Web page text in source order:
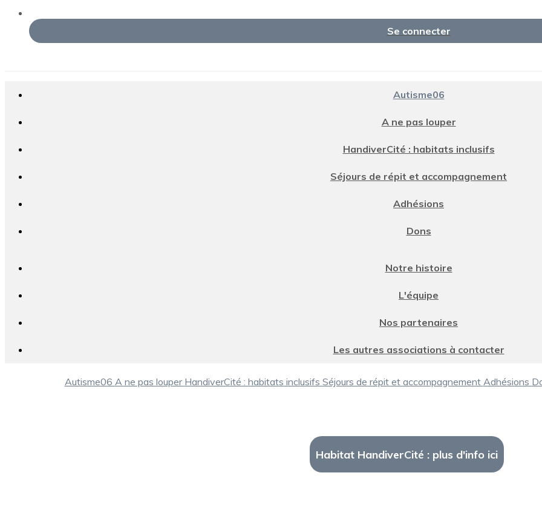
Se connecter
Autisme06
A ne pas louper
HandiverCité : habitats inclusifs
Séjours de répit et accompagnement
Adhésions
Dons
Notre histoire
L'équipe
Nos partenaires
Les autres associations à contacter
Autisme06 A ne pas louper HandiverCité : habitats inclusifs Séjours de répit et accompagnement Adhésions
Habitat HandiverCité : plus d'info ici